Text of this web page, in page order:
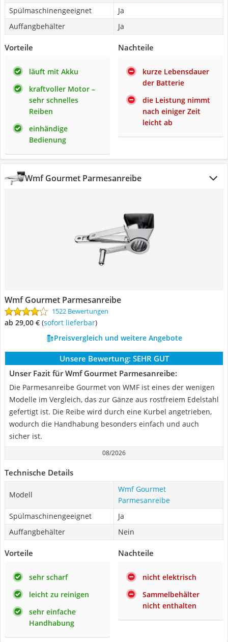
Spülmaschinengeeignet
Ja
Auffangbehälter
Ja
Vorteile
läuft mit Akku
kraftvoller Motor –
sehr schnelles
Reiben
einhändige
Bedienung
Nachteile
kurze Lebensdauer
der Batterie
die Leistung nimmt
nach einiger Zeit
leicht ab
Wmf ‎Gourmet Parmesanreibe
Wmf ‎Gourmet Parmesanreibe
1522 Bewertungen
ab 29,00 € ( Sofort lieferbar)
Preisvergleich und weitere Angebote
Unsere Bewertung: SEHR GUT
Unser Fazit für Wmf ‎Gourmet Parmesanreibe:
Die Parmesanreibe Gourmet von WMF ist eines der wenigen
Modelle im Vergleich, das zur Gänze aus rostfreiem Edelstahl
gefertigt ist. Die Reibe wird durch eine Kurbel angetrieben,
wodurch die Handhabung besonders einfach und auch
sicher ist.
08/2026
Technische Details
Modell
Wmf ‎Gourmet
Parmesanreibe
Spülmaschinengeeignet
Ja
Auffangbehälter
Nein
Vorteile
sehr scharf
leicht zu reinigen
sehr einfache
Handhabung
Nachteile
nicht elektrisch
Sammelbehälter
nicht enthalten